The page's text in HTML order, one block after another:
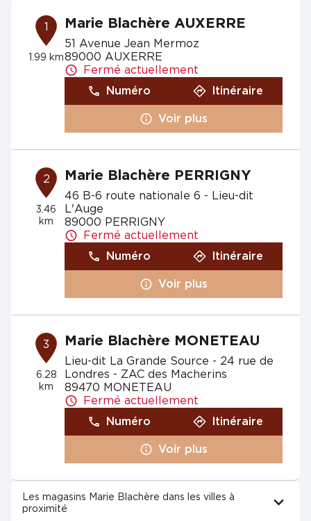
1
1.99 km
Marie Blachère AUXERRE
51 Avenue Jean Mermoz
89000 AUXERRE
Fermé actuellement
Numéro
Itinéraire
Voir plus
2
3.46
km
Marie Blachère PERRIGNY
46 B-6 route nationale 6 - Lieu-dit
L'Auge
89000 PERRIGNY
Fermé actuellement
Numéro
Itinéraire
Voir plus
3
6.28
km
Marie Blachère MONETEAU
Lieu-dit La Grande Source - 24 rue de
Londres - ZAC des Macherins
89470 MONETEAU
Fermé actuellement
Numéro
Itinéraire
Voir plus
Les magasins Marie Blachère dans les villes à
proximité